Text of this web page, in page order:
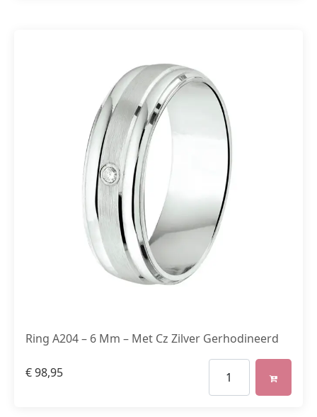
Ring A204 – 6 Mm – Met Cz Zilver Gerhodineerd
€98,95